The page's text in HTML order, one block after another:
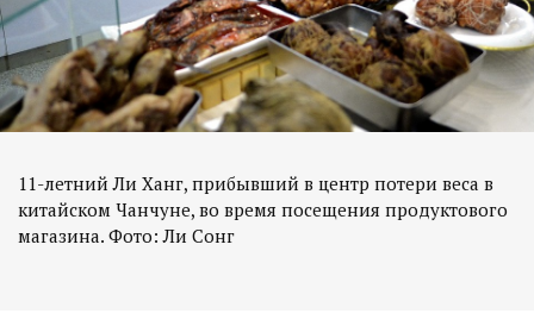
11-летний Ли Ханг, прибывший в центр потери веса в
китайском Чанчуне, во время посещения продуктового
магазина. Фото: Ли Сонг